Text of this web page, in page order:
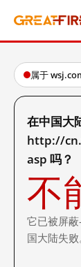
属于
在中国大
http://
asp 吗？
不
它已被屏
国大陆失败